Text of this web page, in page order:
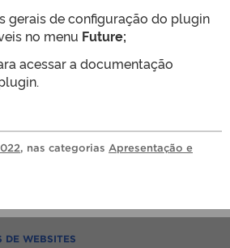
gerais de configuração do plugin
no menu Future;
acessar a documentação
, nas categorias Apresentação e
DE WEBSITES